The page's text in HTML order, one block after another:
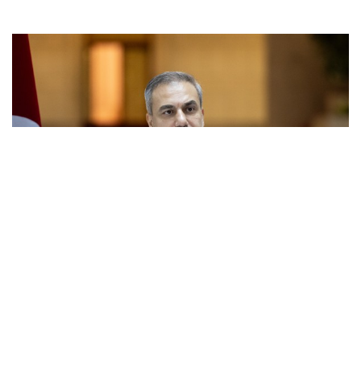
Fidan: Savunma ittifakında destek talebe
göre belirlenecek